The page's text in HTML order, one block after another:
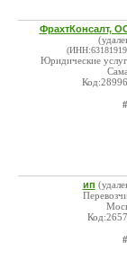
ФрахтКонсалт,
Юридические
ип